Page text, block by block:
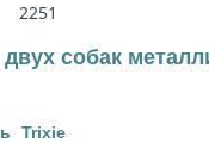
2251
собак
Trixie